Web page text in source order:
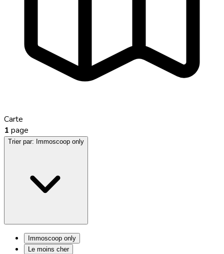
Carte
1 page
Trier par: Immoscoop only
Immoscoop only
Le moins cher